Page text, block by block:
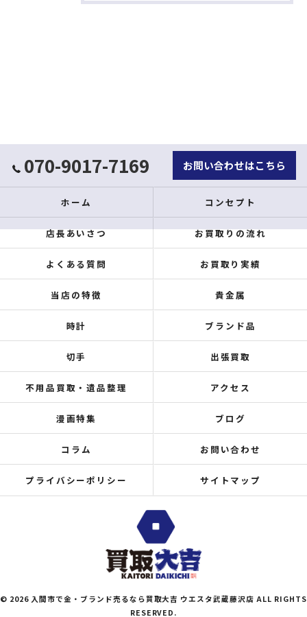
070-9017-7169 お問い合わせはこちら
ホーム コンセプト
店長あいさつ お買取りの流れ
よくある質問 お買取り実績
当店の特徴 貴金属
時計 ブランド品
切手 出張買取
不用品買取・遺品整理 アクセス
漫画特集 ブログ
コラム お問い合わせ
プライバシーポリシー サイトマップ
© 2026 入間市で金・ブランド売るなら買取大吉 ウエスタ武蔵藤沢店 ALL RIGHTS
RESERVED.